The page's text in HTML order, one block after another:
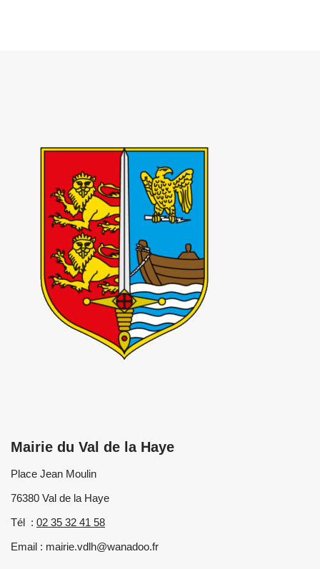
Mairie du Val de la Haye
Place Jean Moulin
76380 Val de la Haye
Tél : 02 35 32 41 58
Email : mairie.vdlh@wanadoo.fr